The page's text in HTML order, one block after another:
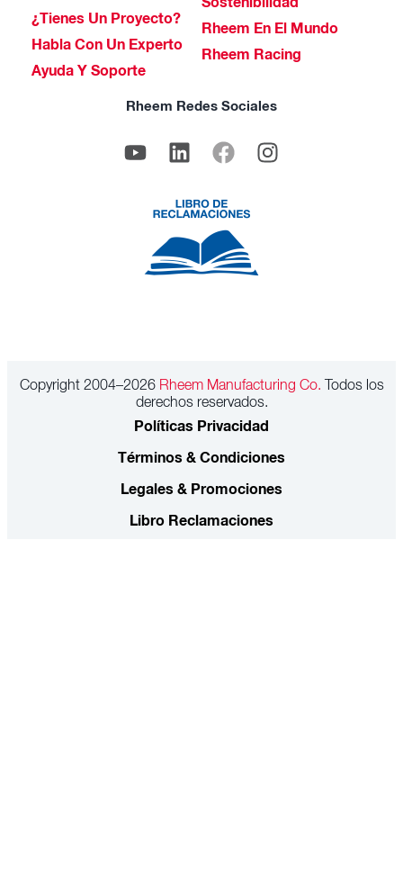
¿Tienes Un Proyecto?
Habla Con Un Experto
Ayuda Y Soporte
Sostenibilidad
Rheem En El Mundo
Rheem Racing
Rheem Redes Sociales
Copyright 2004–2026Rheem Manufacturing Co. Todos los
derechos reservados.
Políticas Privacidad
Términos & Condiciones
Legales & Promociones
Libro Reclamaciones